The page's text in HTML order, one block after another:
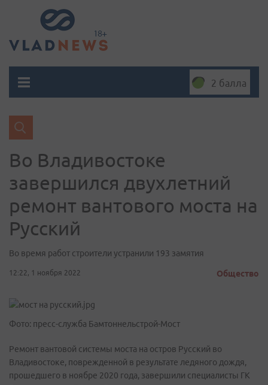
2 балла
Во Владивостоке
завершился двухлетний
ремонт вантового моста на
Русский
Во время работ строители устранили 193 замятия
12:22, 1 ноября 2022 Общество
Фото: пресс-служба Бамтоннельстрой-Мост
Ремонт вантовой системы моста на остров Русский во
Владивостоке, поврежденной в результате ледяного дождя,
прошедшего в ноябре 2020 года, завершили специалисты ГК